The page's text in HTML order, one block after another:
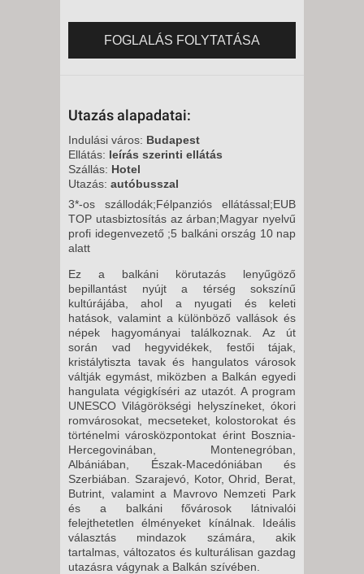
FOGLALÁS FOLYTATÁSA
Utazás alapadatai:
Indulási város: Budapest
Ellátás: leírás szerinti ellátás
Szállás: Hotel
Utazás: autóbusszal
3*-os szállodák;Félpanziós ellátással;EUB
TOP utasbiztosítás az árban;Magyar nyelvű
profi idegenvezető ;5 balkáni ország 10 nap
alatt
Ez a balkáni körutazás lenyűgöző
bepillantást nyújt a térség sokszínű
kultúrájába, ahol a nyugati és keleti
hatások, valamint a különböző vallások és
népek hagyományai találkoznak. Az út
során vad hegyvidékek, festői tájak,
kristálytiszta tavak és hangulatos városok
váltják egymást, miközben a Balkán egyedi
hangulata végigkíséri az utazót. A program
UNESCO Világörökségi helyszíneket, ókori
romvárosokat, mecseteket, kolostorokat és
történelmi városközpontokat érint Bosznia-
Hercegovinában, Montenegróban,
Albániában, Észak-Macedóniában és
Szerbiában. Szarajevó, Kotor, Ohrid, Berat,
Butrint, valamint a Mavrovo Nemzeti Park
és a balkáni fővárosok látnivalói
felejthetetlen élményeket kínálnak. Ideális
választás mindazok számára, akik
tartalmas, változatos és kulturálisan gazdag
utazásra vágynak a Balkán szívében.